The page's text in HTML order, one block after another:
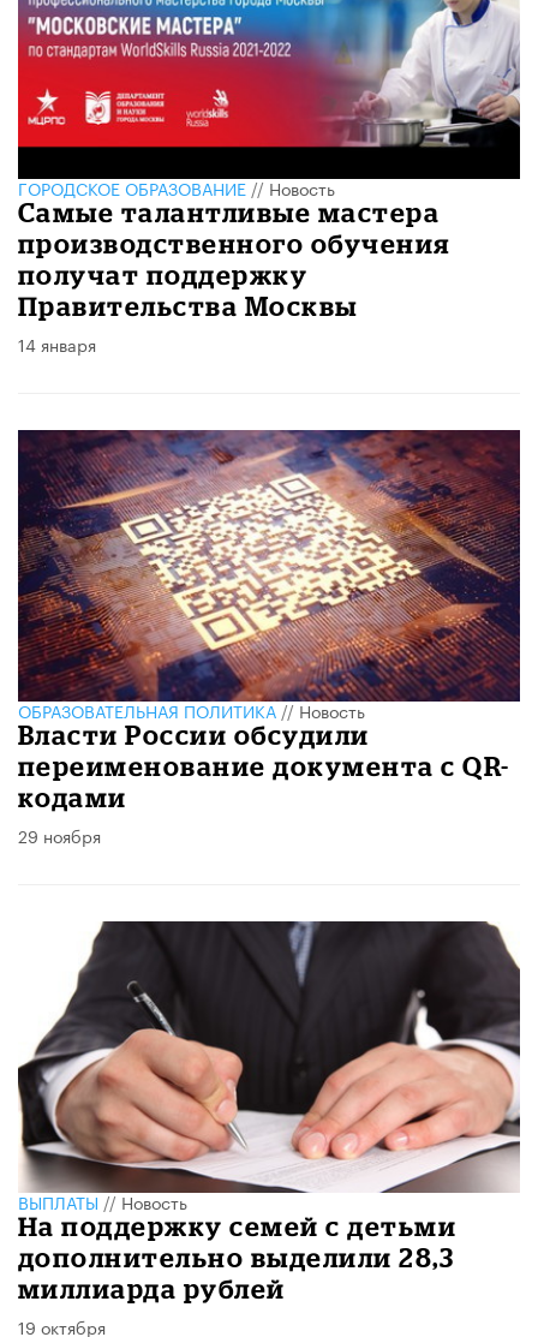
ГОРОДСКОЕ ОБРАЗОВАНИЕ//Новость
Самые талантливые мастера
производственного обучения
получат поддержку
Правительства Москвы
14 января
ОБРАЗОВАТЕЛЬНАЯ ПОЛИТИКА//Новость
Власти России обсудили
переименование документа с QR-
кодами
29 ноября
ВЫПЛАТЫ//Новость
На поддержку семей с детьми
дополнительно выделили 28,3
миллиарда рублей
19 октября